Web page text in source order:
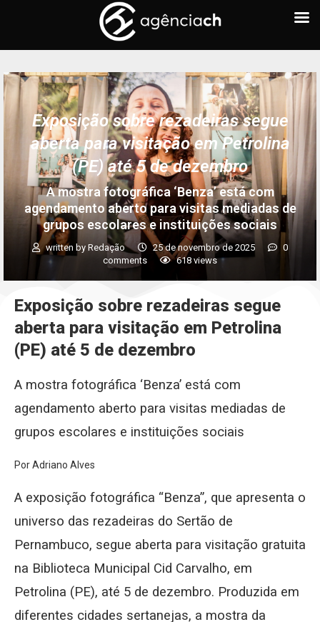
Exposição sobre rezadeiras segue
aberta para visitação em Petrolina
(PE) até 5 de dezembro
A mostra fotográfica ‘Benza’ está com
agendamento aberto para visitas mediadas de
grupos escolares e instituições sociais
written by Redação 25 de novembro de 2025
0
comments
618 views
Exposição sobre rezadeiras segue
aberta para visitação em Petrolina
(PE) até 5 de dezembro
A mostra fotográfica ‘Benza’ está com
agendamento aberto para visitas mediadas de
grupos escolares e instituições sociais
Por Adriano Alves
A exposição fotográfica “Benza”, que apresenta o
universo das rezadeiras do Sertão de
Pernambuco, segue aberta para visitação gratuita
na Biblioteca Municipal Cid Carvalho, em
Petrolina (PE), até 5 de dezembro. Produzida em
diferentes cidades sertanejas, a mostra da